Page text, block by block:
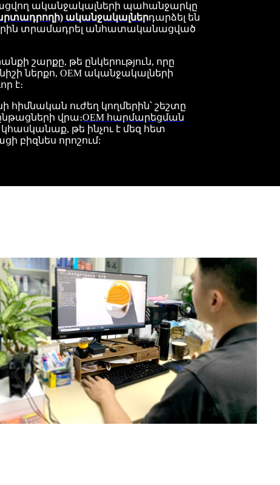
ականջակալների պահանջարկը
ականջակալներդարձել են
տրամադրել անհատականացված
շարքը, թե ընկերություն, որը
ներքո, OEM ականջակալների
է։
ուժեղ կողմերին՝ շեշտը
վրա։OEM հարմարեցման
թե ինչու է մեզ հետ
բիզնես որոշում: